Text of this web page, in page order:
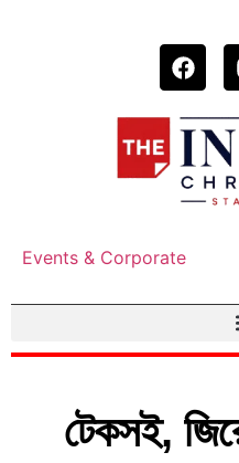
Events & Corporate
টেকসই,